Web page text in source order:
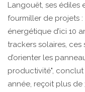
Langouët, ses édiles
fourmiller de projets :
énergétique d’ici 10
trackers solaires,
d’orienter les
productivité",
année, reçoit plus